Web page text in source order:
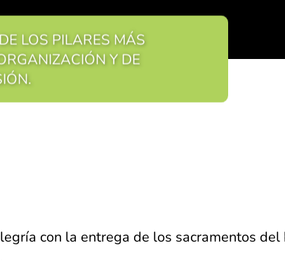
LOS PILARES MÁS
Y DE
con la entrega de los sacramentos